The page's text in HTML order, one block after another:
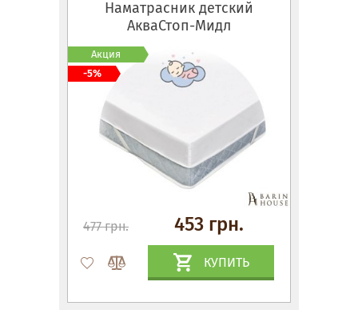
Наматрасник детский
АкваСтоп-Мидл
477 грн. 453 грн.
КУПИТЬ
Акция
-5%